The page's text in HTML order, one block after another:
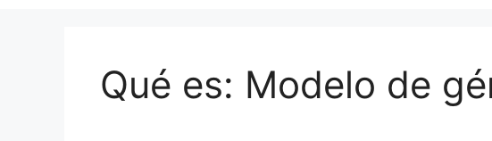
Qué es: Modelo de